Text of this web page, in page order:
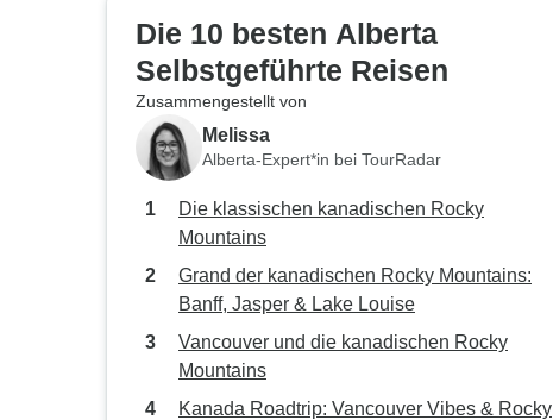
Die 10 besten Alberta
Selbstgeführte Reisen
Zusammengestellt von
Melissa
Alberta-Expert*in bei TourRadar
Die klassischen kanadischen Rocky
Mountains
Grand der kanadischen Rocky Mountains:
Banff, Jasper & Lake Louise
Vancouver und die kanadischen Rocky
Mountains
Kanada Roadtrip: Vancouver Vibes & Rocky